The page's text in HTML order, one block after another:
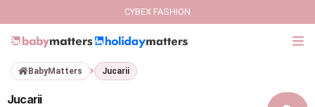
GIFT CARD
CYBEX FASHION
BabyMatters Jucarii
Jucarii